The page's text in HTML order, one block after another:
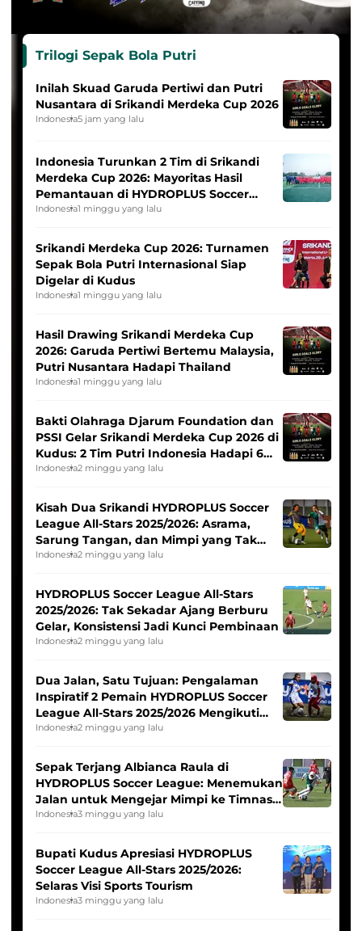
Trilogi Sepak Bola Putri
Inilah Skuad Garuda Pertiwi dan Putri
Nusantara di Srikandi Merdeka Cup 2026
Indonesia5 jam yang lalu
Indonesia Turunkan 2 Tim di Srikandi
Merdeka Cup 2026: Mayoritas Hasil
Pemantauan di HYDROPLUS Soccer
League
Indonesia1 minggu yang lalu
Srikandi Merdeka Cup 2026: Turnamen
Sepak Bola Putri Internasional Siap
Digelar di Kudus
Indonesia1 minggu yang lalu
Hasil Drawing Srikandi Merdeka Cup
2026: Garuda Pertiwi Bertemu Malaysia,
Putri Nusantara Hadapi Thailand
Indonesia1 minggu yang lalu
Bakti Olahraga Djarum Foundation dan
PSSI Gelar Srikandi Merdeka Cup 2026 di
Kudus: 2 Tim Putri Indonesia Hadapi 6
Tim Asia
Indonesia2 minggu yang lalu
Kisah Dua Srikandi HYDROPLUS Soccer
League All-Stars 2025/2026: Asrama,
Sarung Tangan, dan Mimpi yang Tak
Pernah Padam
Indonesia2 minggu yang lalu
HYDROPLUS Soccer League All-Stars
2025/2026: Tak Sekadar Ajang Berburu
Gelar, Konsistensi Jadi Kunci Pembinaan
Indonesia2 minggu yang lalu
Dua Jalan, Satu Tujuan: Pengalaman
Inspiratif 2 Pemain HYDROPLUS Soccer
League All-Stars 2025/2026 Mengikuti
Seleksi Timnas Indonesia Putri
Indonesia2 minggu yang lalu
Sepak Terjang Albianca Raula di
HYDROPLUS Soccer League: Menemukan
Jalan untuk Mengejar Mimpi ke Timnas
Indonesia Putri
Indonesia3 minggu yang lalu
Bupati Kudus Apresiasi HYDROPLUS
Soccer League All-Stars 2025/2026:
Selaras Visi Sports Tourism
Indonesia3 minggu yang lalu